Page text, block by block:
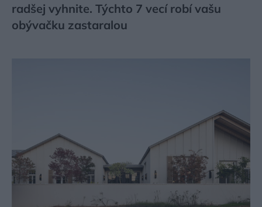
radšej vyhnite. Týchto 7 vecí robí vašu
obývačku zastaralou